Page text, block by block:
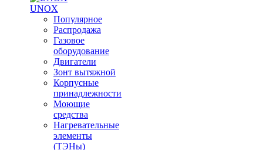
UNOX
Популярное
Распродажа
Газовое
оборудование
Двигатели
Зонт вытяжной
Корпусные
принадлежности
Моющие
средства
Нагревательные
элементы
(ТЭНы)